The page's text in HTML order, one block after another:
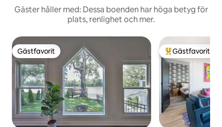
Gäster håller med: Dessa boenden har höga betyg för
plats, renlighet och mer.
Gästfavorit
Gästfavorit Populär
Gästfavorit